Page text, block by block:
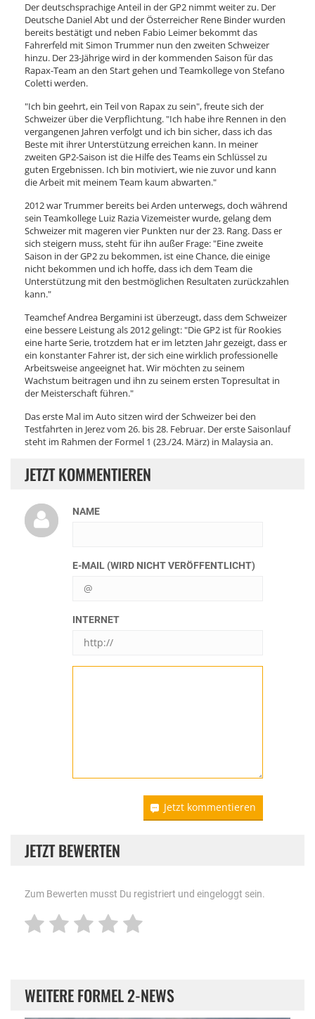
Der deutschsprachige Anteil in der GP2 nimmt weiter zu. Der
Deutsche Daniel Abt und der Österreicher Rene Binder wurden
bereits bestätigt und neben Fabio Leimer bekommt das
Fahrerfeld mit Simon Trummer nun den zweiten Schweizer
hinzu. Der 23-Jährige wird in der kommenden Saison für das
Rapax-Team an den Start gehen und Teamkollege von Stefano
Coletti werden.
"Ich bin geehrt, ein Teil von Rapax zu sein", freute sich der
Schweizer über die Verpflichtung. "Ich habe ihre Rennen in den
vergangenen Jahren verfolgt und ich bin sicher, dass ich das
Beste mit ihrer Unterstützung erreichen kann. In meiner
zweiten GP2-Saison ist die Hilfe des Teams ein Schlüssel zu
guten Ergebnissen. Ich bin motiviert, wie nie zuvor und kann
die Arbeit mit meinem Team kaum abwarten."
2012 war Trummer bereits bei Arden unterwegs, doch während
sein Teamkollege Luiz Razia Vizemeister wurde, gelang dem
Schweizer mit mageren vier Punkten nur der 23. Rang. Dass er
sich steigern muss, steht für ihn außer Frage: "Eine zweite
Saison in der GP2 zu bekommen, ist eine Chance, die einige
nicht bekommen und ich hoffe, dass ich dem Team die
Unterstützung mit den bestmöglichen Resultaten zurückzahlen
kann."
Teamchef Andrea Bergamini ist überzeugt, dass dem Schweizer
eine bessere Leistung als 2012 gelingt: "Die GP2 ist für Rookies
eine harte Serie, trotzdem hat er im letzten Jahr gezeigt, dass er
ein konstanter Fahrer ist, der sich eine wirklich professionelle
Arbeitsweise angeeignet hat. Wir möchten zu seinem
Wachstum beitragen und ihn zu seinem ersten Topresultat in
der Meisterschaft führen."
Das erste Mal im Auto sitzen wird der Schweizer bei den
Testfahrten in Jerez vom 26. bis 28. Februar. Der erste Saisonlauf
steht im Rahmen der Formel 1 (23./24. März) in Malaysia an.
JETZT KOMMENTIEREN
NAME
E-MAIL (WIRD NICHT VERÖFFENTLICHT)
INTERNET
Jetzt kommentieren
JETZT BEWERTEN
Zum Bewerten musst Du registriert und eingeloggt sein.
WEITERE FORMEL 2-NEWS